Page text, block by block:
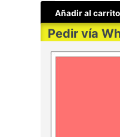
Añadir al carrito
Pedir vía